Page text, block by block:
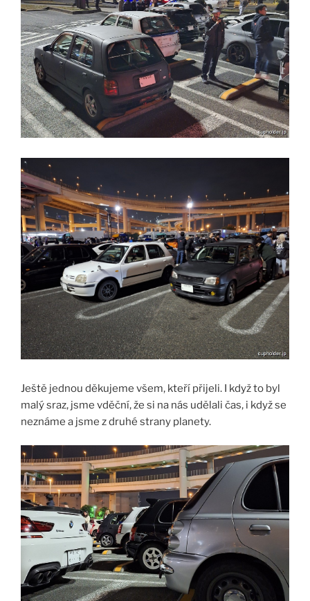
Ještě jednou děkujeme všem, kteří přijeli. I když to byl
malý sraz, jsme vděční, že si na nás udělali čas, i když se
neznáme a jsme z druhé strany planety.